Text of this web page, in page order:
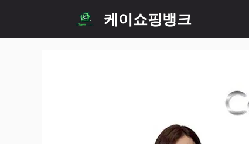
content
케이쇼핑뱅크